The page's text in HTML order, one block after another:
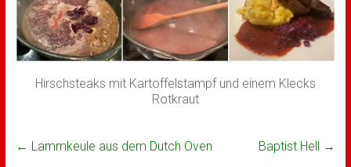
Hirschsteaks mit Kartoffelstampf und einem Klecks
Rotkraut
← Lammkeule aus dem Dutch Oven Baptist Hell →